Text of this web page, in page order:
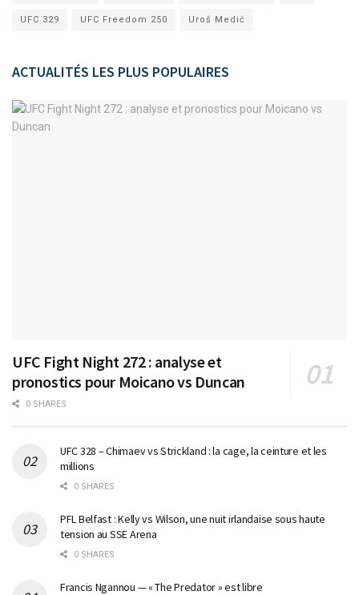
UFC 329 UFC Freedom 250 Uroš Medić
ACTUALITÉS LES PLUS POPULAIRES
UFC Fight Night 272 : analyse et
pronostics pour Moicano vs Duncan
0 SHARES
UFC 328 – Chimaev vs Strickland : la cage, la ceinture et les
millions
0 SHARES
PFL Belfast : Kelly vs Wilson, une nuit irlandaise sous haute
tension au SSE Arena
0 SHARES
Francis Ngannou — « The Predator » est libre